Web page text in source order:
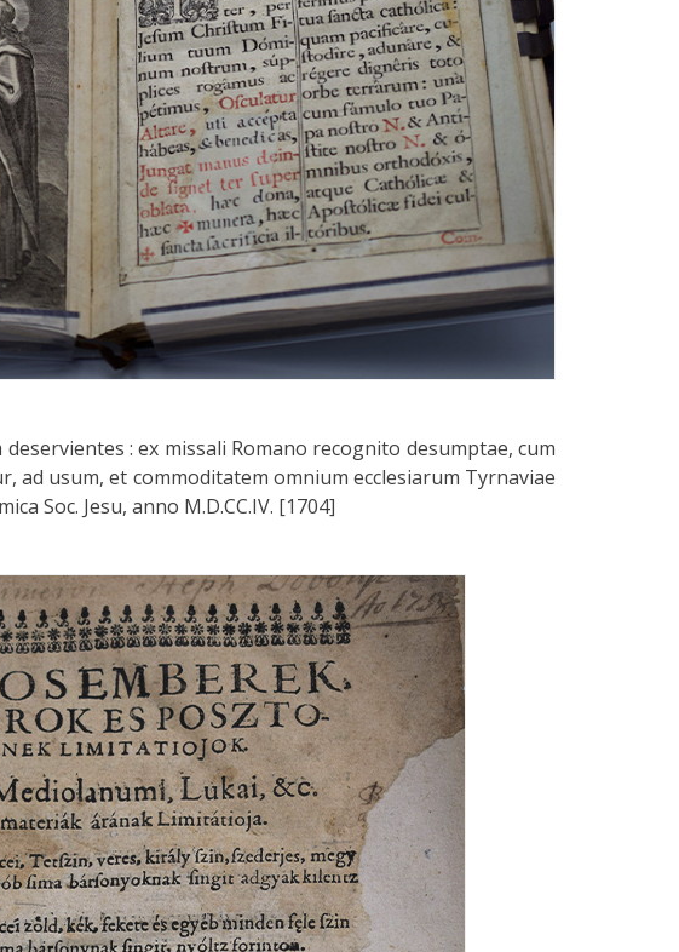
: ex missali Romano recognito desumptae, cum
ad usum, et commoditatem omnium ecclesiarum Tyrnaviae
Soc. Jesu, anno M.D.CC.IV. [1704]